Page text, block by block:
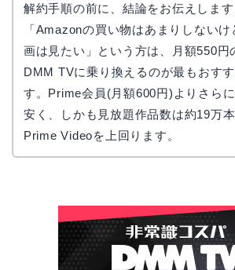
解約手順の前に、結論をお伝えします
「Amazonの買い物はあまりしないけ
画は見たい」という方は、月額550円
DMM TVに乗り換えるのが最もおす
す。Prime会員(月額600円)よりさら
安く、しかも見放題作品数は約19万
Prime Videoを上回ります。